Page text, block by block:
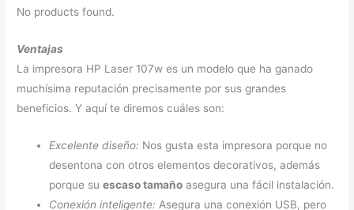
No products found.
Ventajas
La impresora HP Laser 107w es un modelo que ha ganado
muchísima reputación precisamente por sus grandes
beneficios. Y aquí te diremos cuáles son:
Excelente diseño: Nos gusta esta impresora porque no
desentona con otros elementos decorativos, además
porque suescaso tamaño asegura una fácil instalación.
Conexión inteligente: Asegura una conexión USB, pero